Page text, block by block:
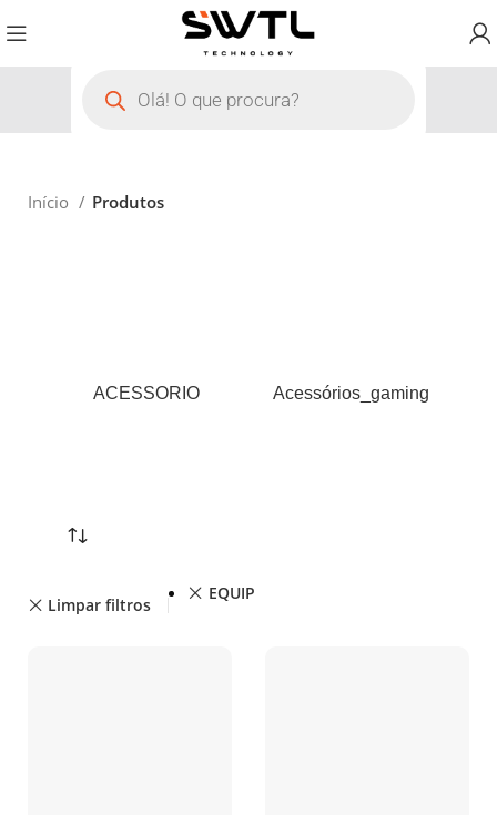
Início Produtos
ACESSORIO Acessórios_gaming
Limpar filtros
EQUIP